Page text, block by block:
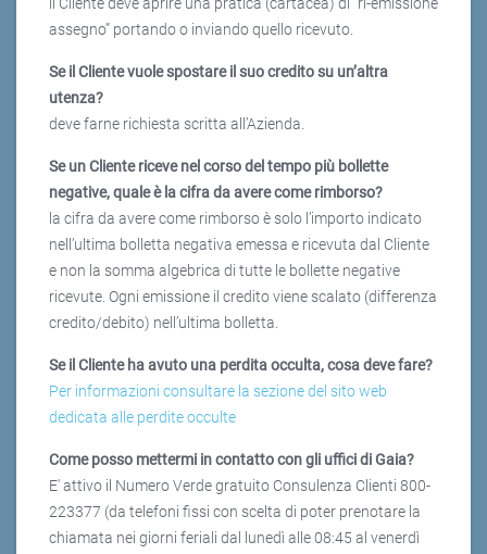
il Cliente deve aprire una pratica (cartacea) di “ri-emissione
assegno” portando o inviando quello ricevuto.
Se il Cliente vuole spostare il suo credito su un’altra
utenza?
deve farne richiesta scritta all’Azienda.
Se un Cliente riceve nel corso del tempo più bollette
negative, quale è la cifra da avere come rimborso?
la cifra da avere come rimborso è solo l’importo indicato
nell’ultima bolletta negativa emessa e ricevuta dal Cliente
e non la somma algebrica di tutte le bollette negative
ricevute. Ogni emissione il credito viene scalato (differenza
credito/debito) nell’ultima bolletta.
Se il Cliente ha avuto una perdita occulta, cosa deve fare?
Per informazioni consultare la sezione del sito web
dedicata alle perdite occulte
Come posso mettermi in contatto con gli uffici di Gaia?
E' attivo il Numero Verde gratuito Consulenza Clienti 800-
223377 (da telefoni fissi con scelta di poter prenotare la
chiamata nei giorni feriali dal lunedì alle 08:45 al venerdì